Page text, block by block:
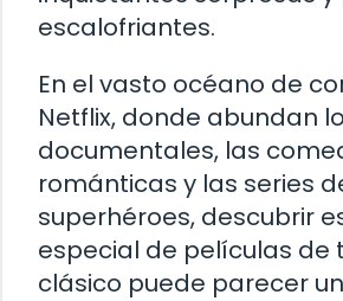
escalofriantes.
En el vasto océano de
Netflix, donde abundan
documentales, las
románticas y las series
superhéroes, descubrir
especial de películas de
clásico puede parecer